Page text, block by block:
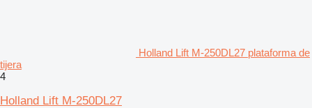
Holland Lift M-250DL27 plataforma de
tijera
4
Holland Lift M-250DL27